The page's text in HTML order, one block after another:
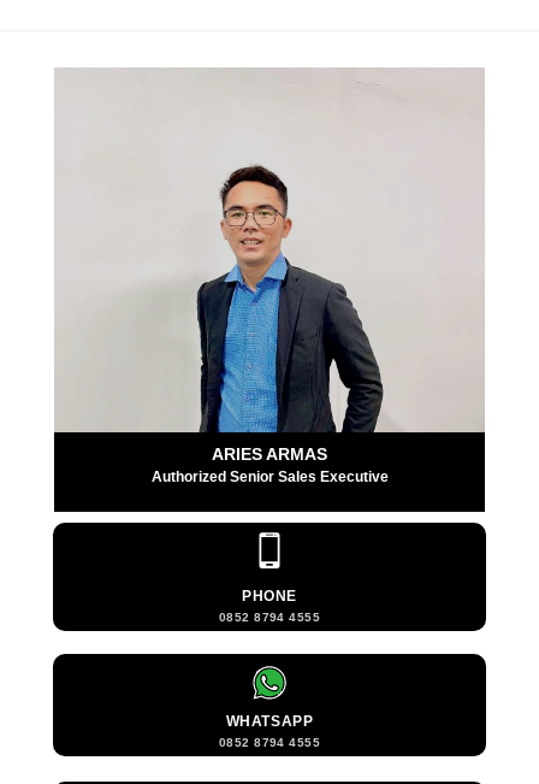
ARIES ARMAS
Authorized Senior Sales Executive
PHONE
0852 8794 4555
WHATSAPP
0852 8794 4555